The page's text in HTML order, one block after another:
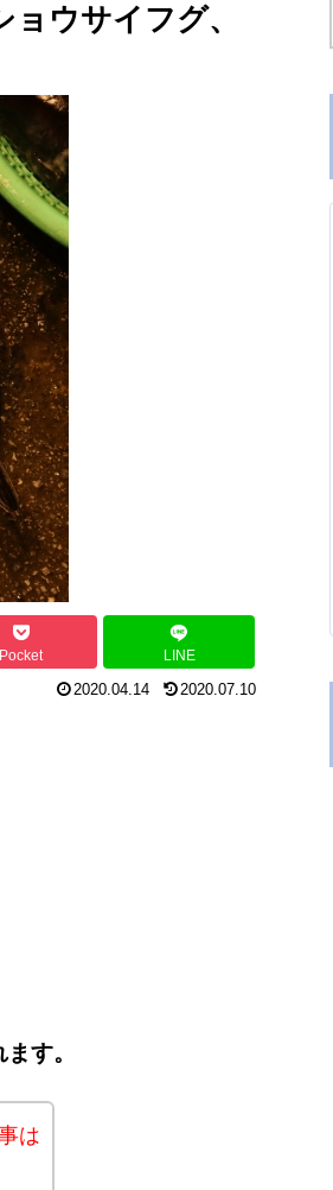
ウサイフグ、
Pocket LINE
2020.04.14 2020.07.10
す。
は